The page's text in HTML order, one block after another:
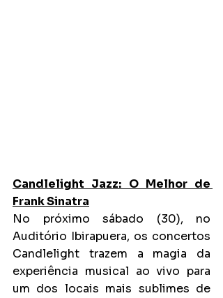
Candlelight Jazz: O Melhor de
Frank Sinatra
No próximo sábado (30), no
Auditório Ibirapuera, os concertos
Candlelight trazem a magia da
experiência musical ao vivo para
um dos locais mais sublimes de